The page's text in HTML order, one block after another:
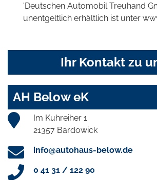
'Deutschen Automobil Treuhand
unentgeltlich erhältlich ist unter
Ihr Kontakt zu
AH Below eK
Im Kuhreiher 1
21357 Bardowick
info@autohaus-below.de
0 41 31 / 122 90